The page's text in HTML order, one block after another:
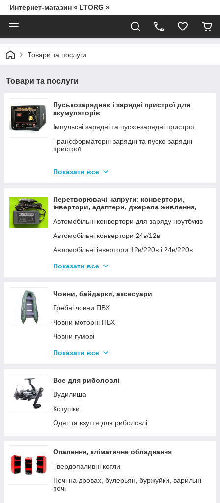
Интернет-магазин « LTORG »
Товари та послуги
Товари та послуги
Пуськозарядниє і зарядні пристрої для
акумуляторів
Імпульсні зарядні та пуско-зарядні пристрої
Трансформаторні зарядні та пуско-зарядні
пристрої
Показати все
Перетворювачі напруги: конвертори,
інвертори, адаптери, джерела живлення,
Автомобільні конвертори для заряду ноутбуків
Автомобільні конвертори 24в/12в
Автомобільні інвертори 12в/220в і 24в/220в
Вольтметры
Показати все
Човни, байдарки, аксесуари
Гребні човни ПВХ
Човни моторні ПВХ
Човни гумові
Надувні байдарки
Тюбінг
Страхувальні жилети
Човники ΩMega
Лодки Grif boat
Показати все
Все для риболовлі
Вудилища
Котушки
Одяг та взуття для риболовлі
Опалення, кліматичне обладнання
Твердопаливні котли
Печі на дровах, булерьян, буржуйки, варильні
печі